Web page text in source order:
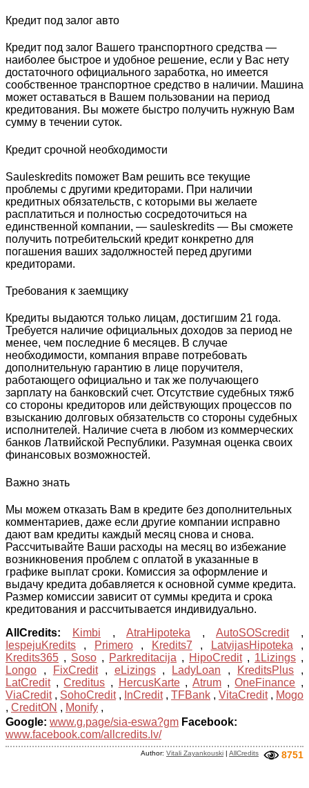
Кредит под залог авто
Кредит под залог Вашего транспортного средства —
наиболее быстрое и удобное решение, если у Вас нету
достаточного официального заработка, но имеется
сообственное транспортное средство в наличии. Машина
может оставаться в Вашем пользовании на период
кредитования. Вы можете быстро получить нужную Вам
сумму в течении суток.
Кредит срочной необходимости
Sauleskredits поможет Вам решить все текущие
проблемы с другими кредиторами. При наличии
кредитных обязательств, с которыми вы желаете
расплатиться и полностью сосредоточиться на
единственной компании, — sauleskredits — Вы сможете
получить потребительский кредит конкретно для
погашения ваших задолжностей перед другими
кредиторами.
Требования к заемщику
Кредиты выдаются только лицам, достигшим 21 года.
Требуется наличие официальных доходов за период не
менее, чем последние 6 месяцев. В случае
необходимости, компания вправе потребовать
дополнительную гарантию в лице поручителя,
работающего официально и так же получающего
зарплату на банковский счет. Отсутствие судебных тяжб
со стороны кредиторов или действующих процессов по
взысканию долговых обязательств со стороны судебных
исполнителей. Наличие счета в любом из коммерческих
банков Латвийской Республики. Разумная оценка своих
финансовых возможностей.
Важно знать
Мы можем отказать Вам в кредите без дополнительных
комментариев, даже если другие компании исправно
дают вам кредиты каждый месяц снова и снова.
Рассчитывайте Ваши расходы на месяц во избежание
возникновения проблем с оплатой в указанные в
графике выплат сроки. Комиссия за оформление и
выдачу кредита добавляется к основной сумме кредита.
Размер комиссии зависит от суммы кредита и срока
кредитования и рассчитывается индивидуально.
AllCredits:
Kimbi , AtraHipoteka , AutoSOScredit,
IespejuKredits , Primero, Kredits7 , LatvijasHipoteka ,
Kredits365 , Soso , Parkreditacija , HipoCredit, 1Lizings ,
Longo , FixCredit, eLizings, LadyLoan , KreditsPlus ,
LatCredit,Creditus , HercusKarte,Atrum ,OneFinance ,
ViaCredit, SohoCredit, InCredit, TFBank , VitaCredit, Mogo
, CreditON , Monify ,
Google: www.g.page/sia-eswa?gm Facebook:
www.facebook.com/allcredits.lv/
8751
Author: Vitali Zayankouski | AllCredits